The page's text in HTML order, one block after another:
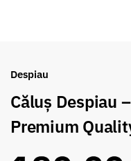
Despiau
Căluș Despiau
Premium